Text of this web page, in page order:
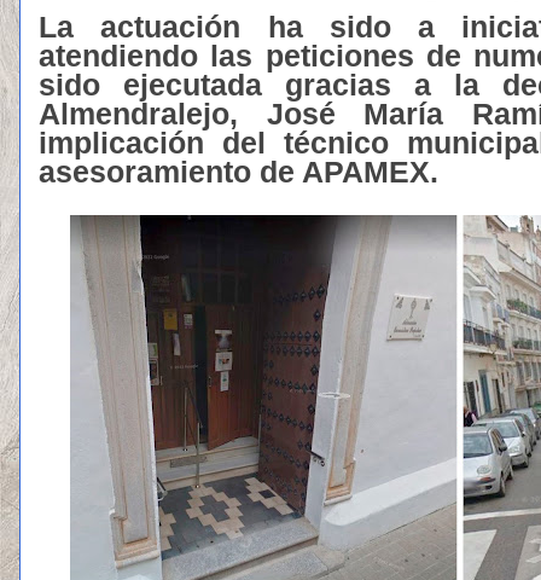
La actuación ha sido a
atendiendo las peticiones de
sido ejecutada gracias a la
Almendralejo, José María
implicación del técnico
asesoramiento de APAMEX.